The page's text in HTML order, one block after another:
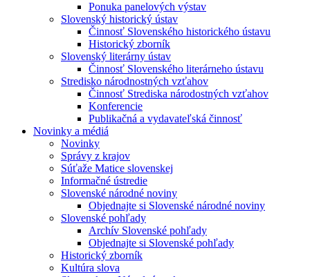
Ponuka panelových výstav
Slovenský historický ústav
Činnosť Slovenského historického ústavu
Historický zborník
Slovenský literárny ústav
Činnosť Slovenského literárneho ústavu
Stredisko národnostných vzťahov
Činnosť Strediska národostných vzťahov
Konferencie
Publikačná a vydavateľská činnosť
Novinky a médiá
Novinky
Správy z krajov
Súťaže Matice slovenskej
Informačné ústredie
Slovenské národné noviny
Objednajte si Slovenské národné noviny
Slovenské pohľady
Archív Slovenské pohľady
Objednajte si Slovenské pohľady
Historický zborník
Kultúra slova